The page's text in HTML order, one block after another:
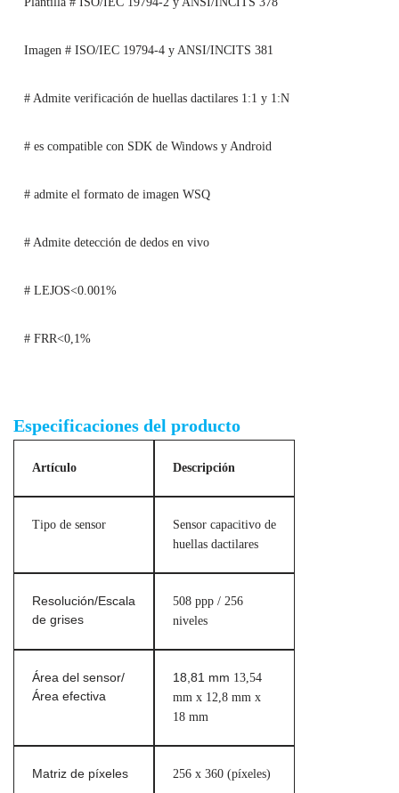
Imagen # ISO/IEC 19794-4 y ANSI/INCITS 381
# Admite verificación de huellas dactilares 1:1 y 1:N
# es compatible con SDK de Windows y Android
# admite el formato de imagen WSQ
# Admite detección de dedos en vivo
# LEJOS<0.001%
# FRR<0,1%
Especificaciones del producto
Artículo Descripción
Tipo de sensor
Sensor capacitivo de
huellas dactilares
Resolución/Escala
de grises
508 ppp / 256
niveles
Área del sensor/
Área efectiva
18,81 mm 13,54
mm x 12,8 mm x
18 mm
Matriz de píxeles 256 x 360 (píxeles)